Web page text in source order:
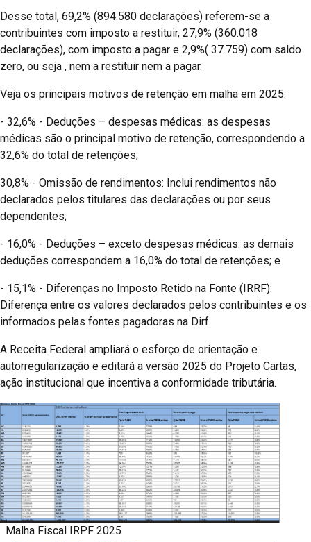
Desse total, 69,2% (894.580 declarações) referem-se a
contribuintes com imposto a restituir, 27,9% (360.018
declarações), com imposto a pagar e 2,9%( 37.759) com saldo
zero, ou seja , nem a restituir nem a pagar.
Veja os principais motivos de retenção em malha em 2025:
- 32,6% - Deduções – despesas médicas: as despesas
médicas são o principal motivo de retenção, correspondendo a
32,6% do total de retenções;
30,8% - Omissão de rendimentos: Inclui rendimentos não
declarados pelos titulares das declarações ou por seus
dependentes;
- 16,0% - Deduções – exceto despesas médicas: as demais
deduções correspondem a 16,0% do total de retenções; e
- 15,1% - Diferenças no Imposto Retido na Fonte (IRRF):
Diferença entre os valores declarados pelos contribuintes e os
informados pelas fontes pagadoras na Dirf.
A Receita Federal ampliará o esforço de orientação e
autorregularização e editará a versão 2025 do Projeto Cartas,
ação institucional que incentiva a conformidade tributária.
Malha Fiscal IRPF 2025